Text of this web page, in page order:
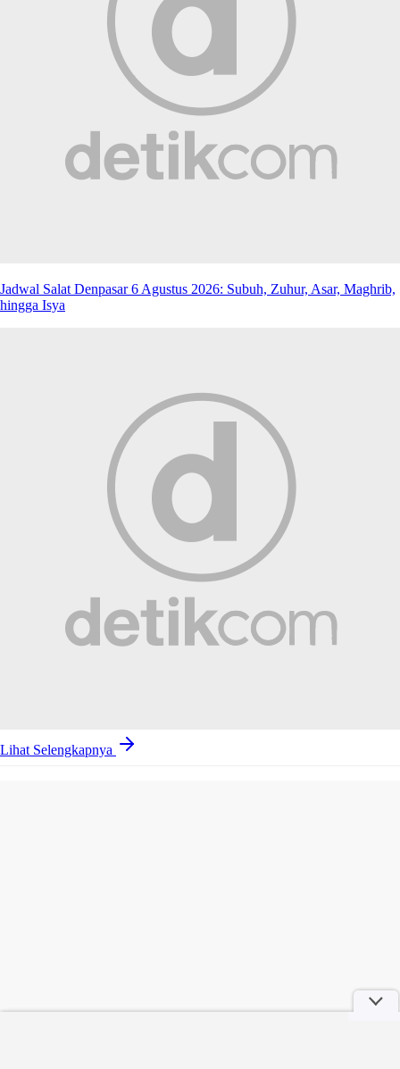
Jadwal Salat Denpasar 6 Agustus 2026: Subuh, Zuhur, Asar, Maghrib,
hingga Isya
Lihat Selengkapnya